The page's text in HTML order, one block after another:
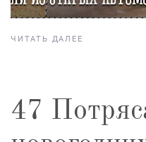
ЧИТАТЬ ДАЛЕЕ
47